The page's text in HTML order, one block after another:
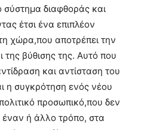
σύστημα διαφθοράς και
έτσι ένα επιπλέον
χώρα,που αποτρέπει την
βύθισης της. Αυτό που
και αντίσταση του
η συγκρότηση ενός νέου
προσωπικό,που δεν
έναν ή άλλο τρόπο, στα